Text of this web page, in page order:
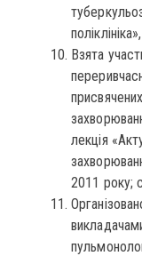
Взята
лекція
2011 року;